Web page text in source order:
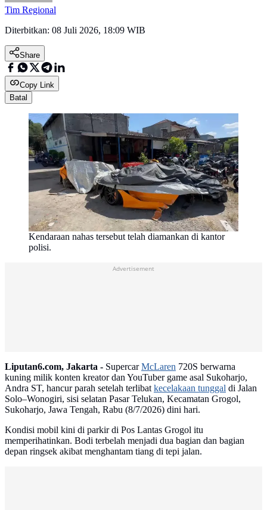
Tim Regional
Diterbitkan: 08 Juli 2026, 18:09 WIB
Share
Copy Link
Batal
Kendaraan nahas tersebut telah diamankan di kantor
polisi.
Advertisement
Liputan6.com, Jakarta - SupercarMcLaren 720S berwarna
kuning milik konten kreator dan YouTuber game asal Sukoharjo,
Andra ST, hancur parah setelah terlibatkecelakaan tunggal di Jalan
Solo–Wonogiri, sisi selatan Pasar Telukan, Kecamatan Grogol,
Sukoharjo, Jawa Tengah, Rabu (8/7/2026) dini hari.
Kondisi mobil kini di parkir di Pos Lantas Grogol itu
memperihatinkan. Bodi terbelah menjadi dua bagian dan bagian
depan ringsek akibat menghantam tiang di tepi jalan.